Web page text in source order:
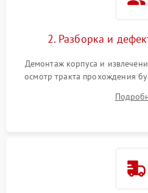
2. Разборка и
Демонтаж корпуса и
осмотр тракта прохождения
роликов захвата и узла
физического износа и